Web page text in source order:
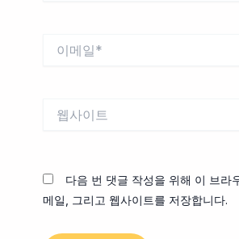
다음 번 댓글 작성을 위해 이 브라
메일, 그리고 웹사이트를 저장합니다.